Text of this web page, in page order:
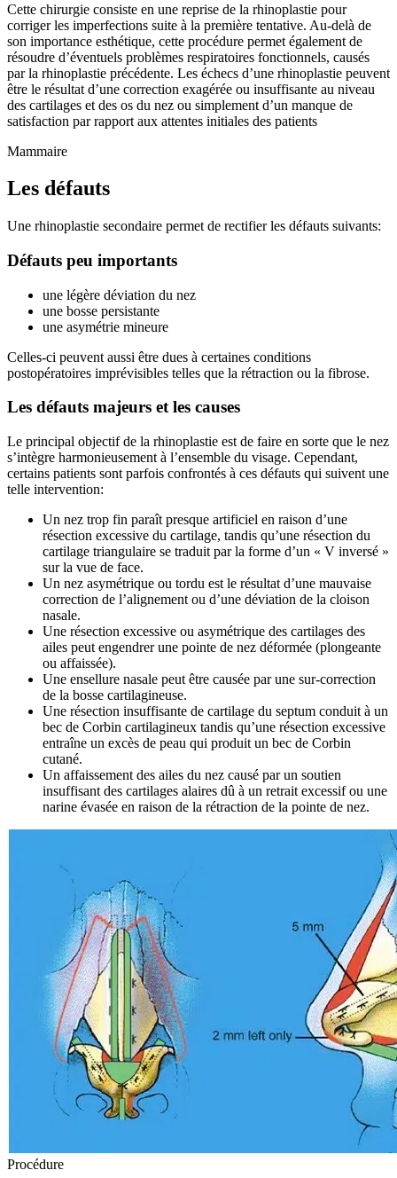
Cette chirurgie consiste en une reprise de la rhinoplastie pour
corriger les imperfections suite à la première tentative. Au-delà de
son importance esthétique, cette procédure permet également de
résoudre d’éventuels problèmes respiratoires fonctionnels, causés
par la rhinoplastie précédente. Les échecs d’une rhinoplastie peuvent
être le résultat d’une correction exagérée ou insuffisante au niveau
des cartilages et des os du nez ou simplement d’un manque de
satisfaction par rapport aux attentes initiales des patients
Mammaire
Les défauts
Une rhinoplastie secondaire permet de rectifier les défauts suivants:
Défauts peu importants
une légère déviation du nez
une bosse persistante
une asymétrie mineure
Celles-ci peuvent aussi être dues à certaines conditions
postopératoires imprévisibles telles que la rétraction ou la fibrose.
Les défauts majeurs et les causes
Le principal objectif de la rhinoplastie est de faire en sorte que le nez
s’intègre harmonieusement à l’ensemble du visage. Cependant,
certains patients sont parfois confrontés à ces défauts qui suivent une
telle intervention:
Un nez trop fin paraît presque artificiel en raison d’une
résection excessive du cartilage, tandis qu’une résection du
cartilage triangulaire se traduit par la forme d’un « V inversé »
sur la vue de face.
Un nez asymétrique ou tordu est le résultat d’une mauvaise
correction de l’alignement ou d’une déviation de la cloison
nasale.
Une résection excessive ou asymétrique des cartilages des
ailes peut engendrer une pointe de nez déformée (plongeante
ou affaissée).
Une ensellure nasale peut être causée par une sur-correction
de la bosse cartilagineuse.
Une résection insuffisante de cartilage du septum conduit à un
bec de Corbin cartilagineux tandis qu’une résection excessive
entraîne un excès de peau qui produit un bec de Corbin
cutané.
Un affaissement des ailes du nez causé par un soutien
insuffisant des cartilages alaires dû à un retrait excessif ou une
narine évasée en raison de la rétraction de la pointe de nez.
Procédure